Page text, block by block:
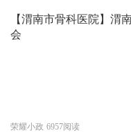
【渭南市骨科医院】渭
会
荣耀小政 6957阅读